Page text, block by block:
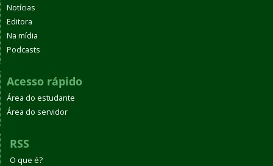
Notícias
Editora
Na mídia
Podcasts
Acesso rápido
Área do estudante
Área do servidor
RSS
O que é?